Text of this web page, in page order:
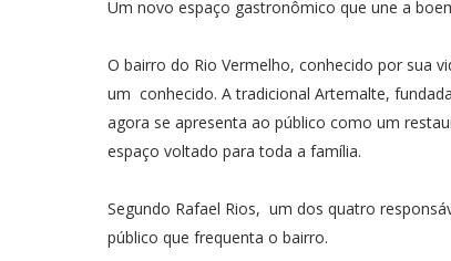
Um novo espaço gastronômico que une a
O bairro do Rio Vermelho, conhecido por sua
um conhecido. A tradicional Artemalte,
agora se apresenta ao público como um
espaço voltado para toda a família.
Segundo Rafael Rios, um dos quatro
público que frequenta o bairro.